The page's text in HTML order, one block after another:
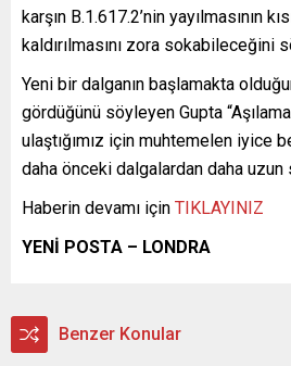
karşın B.1.617.2’nin yayılmasının
kaldırılmasını zora sokabileceğini
Yeni bir dalganın başlamakta
gördüğünü söyleyen Gupta
ulaştığımız için muhtemelen iyice
daha önceki dalgalardan daha uzun
Haberin devamı için TIKLAYINIZ
YENİ POSTA – LONDRA
Benzer Konular